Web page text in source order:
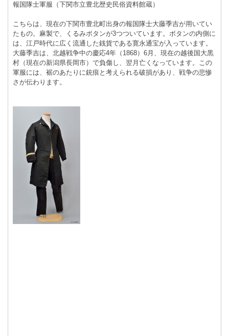
報国隊士軍服（下関市立豊北歴史民俗資料館蔵）
こちらは、現在の下関市豊北町出身の報国隊士大藤季吉が用いてい
たもの。麻製で、くるみボタンが3つついています。ボタンの内側に
は、江戸時代に広く流通した銭貨である寛永通宝が入っています。
大藤季吉は、北越戦争中の慶応4年（1868）6月、現在の越後国大黒
村（現在の新潟県長岡市）で負傷し、翌月亡くなっています。この
軍服には、裾のあたりに銃痕と考えられる破損があり、戦争の悲惨
さが伝わります。